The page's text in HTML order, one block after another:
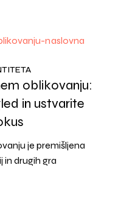
oblikovanju:
in ustvarite
je premišljena
drugih gra